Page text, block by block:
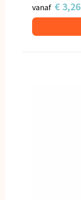
vanaf € 3,26